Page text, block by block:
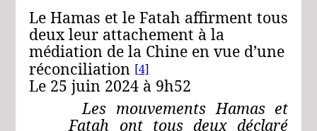
Le Hamas et le Fatah affirment tous
deux leur attachement à la
médiation de la Chine en vue d’une
réconciliation[4]
Le 25 juin 2024 à 9h52
Les mouvements Hamas et
Fatah ont tous deux déclaré